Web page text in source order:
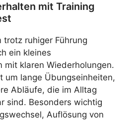
mit Training
trotz ruhiger Führung
ein kleines
mit klaren Wiederholungen.
um lange Übungseinheiten,
Abläufe, die im Alltag
sind. Besonders wichtig
Auflösung von